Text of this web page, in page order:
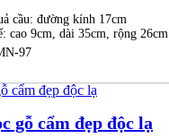
cầu: đường kính 17cm
cao 9cm, dài 35cm, rộng 26cm
97
gỗ cẩm đẹp độc lạ